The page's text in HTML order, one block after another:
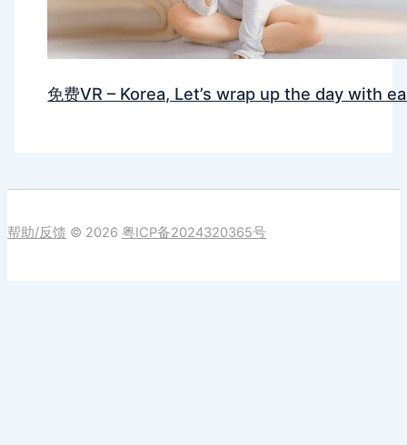
免费VR – Korea, Let’s wrap up the day with
帮助/反馈 © 2026 粤ICP备2024320365号